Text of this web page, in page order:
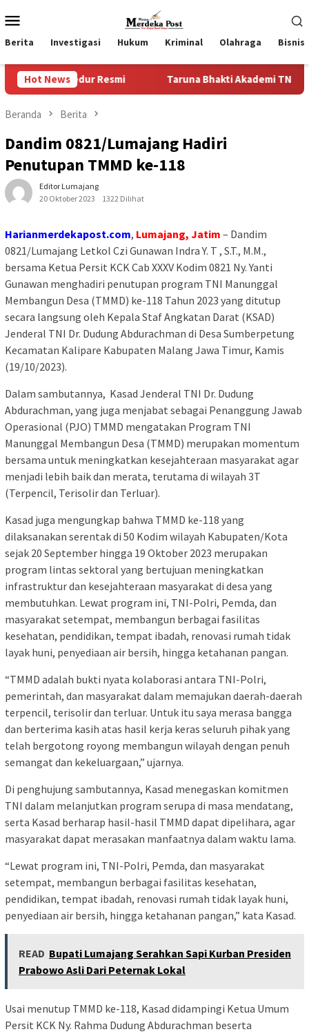
ke
kontenMobile
Berita Investigasi Hukum Kriminal Olahraga Bisnis
Hot News
Resmi Taruna Bhakti Akademi TNI 2026
Beranda Berita
Dandim 0821/Lumajang Hadiri
Penutupan TMMD ke-118
Editor Lumajang
20 Oktober 2023
1322 Dilihat
Harianmerdekapost.com, Lumajang, Jatim – Dandim
0821/Lumajang Letkol Czi Gunawan Indra Y. T , S.T., M.M.,
bersama Ketua Persit KCK Cab XXXV Kodim 0821 Ny. Yanti
Gunawan menghadiri penutupan program TNI Manunggal
Membangun Desa (TMMD) ke-118 Tahun 2023 yang ditutup
secara langsung oleh Kepala Staf Angkatan Darat (KSAD)
Jenderal TNI Dr. Dudung Abdurachman di Desa Sumberpetung
Kecamatan Kalipare Kabupaten Malang Jawa Timur, Kamis
(19/10/2023).
Dalam sambutannya, Kasad Jenderal TNI Dr. Dudung
Abdurachman, yang juga menjabat sebagai Penanggung Jawab
Operasional (PJO) TMMD mengatakan Program TNI
Manunggal Membangun Desa (TMMD) merupakan momentum
bersama untuk meningkatkan kesejahteraan masyarakat agar
menjadi lebih baik dan merata, terutama di wilayah 3T
(Terpencil, Terisolir dan Terluar).
Kasad juga mengungkap bahwa TMMD ke-118 yang
dilaksanakan serentak di 50 Kodim wilayah Kabupaten/Kota
sejak 20 September hingga 19 Oktober 2023 merupakan
program lintas sektoral yang bertujuan meningkatkan
infrastruktur dan kesejahteraan masyarakat di desa yang
membutuhkan. Lewat program ini, TNI-Polri, Pemda, dan
masyarakat setempat, membangun berbagai fasilitas
kesehatan, pendidikan, tempat ibadah, renovasi rumah tidak
layak huni, penyediaan air bersih, hingga ketahanan pangan.
“TMMD adalah bukti nyata kolaborasi antara TNI-Polri,
pemerintah, dan masyarakat dalam memajukan daerah-daerah
terpencil, terisolir dan terluar. Untuk itu saya merasa bangga
dan berterima kasih atas hasil kerja keras seluruh pihak yang
telah bergotong royong membangun wilayah dengan penuh
semangat dan kekeluargaan,” ujarnya.
Di penghujung sambutannya, Kasad menegaskan komitmen
TNI dalam melanjutkan program serupa di masa mendatang,
serta Kasad berharap hasil-hasil TMMD dapat dipelihara, agar
masyarakat dapat merasakan manfaatnya dalam waktu lama.
“Lewat program ini, TNI-Polri, Pemda, dan masyarakat
setempat, membangun berbagai fasilitas kesehatan,
pendidikan, tempat ibadah, renovasi rumah tidak layak huni,
penyediaan air bersih, hingga ketahanan pangan,” kata Kasad.
READ Bupati Lumajang Serahkan Sapi Kurban Presiden
Prabowo Asli Dari Peternak Lokal
Usai menutup TMMD ke-118, Kasad didampingi Ketua Umum
Persit KCK Ny. Rahma Dudung Abdurachman beserta